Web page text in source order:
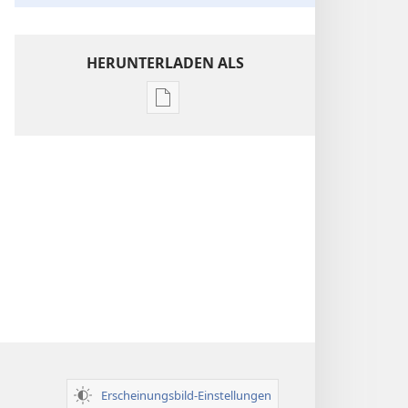
HERUNTERLADEN ALS
Downloadoptionen
Erscheinungsbild-Einstellungen